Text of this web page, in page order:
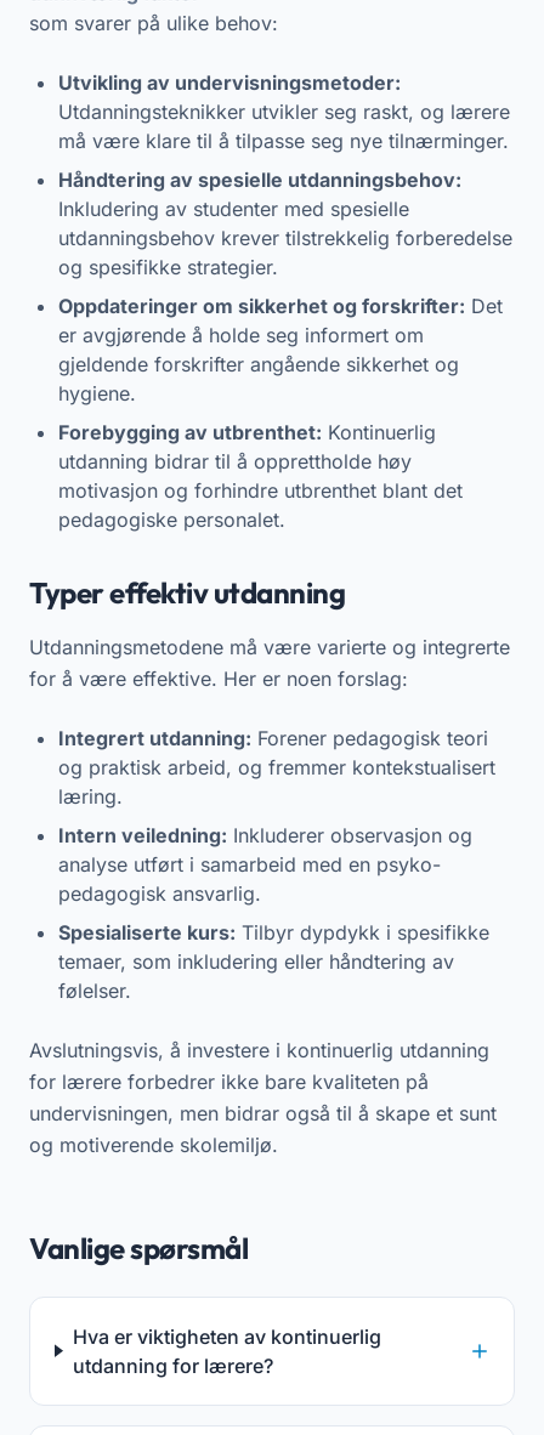
som svarer på ulike behov:
Utvikling av undervisningsmetoder:
Utdanningsteknikker utvikler seg raskt, og lærere
må være klare til å tilpasse seg nye tilnærminger.
Håndtering av spesielle utdanningsbehov:
Inkludering av studenter med spesielle
utdanningsbehov krever tilstrekkelig forberedelse
og spesifikke strategier.
Oppdateringer om sikkerhet og forskrifter: Det
er avgjørende å holde seg informert om
gjeldende forskrifter angående sikkerhet og
hygiene.
Forebygging av utbrenthet: Kontinuerlig
utdanning bidrar til å opprettholde høy
motivasjon og forhindre utbrenthet blant det
pedagogiske personalet.
Typer effektiv utdanning
Utdanningsmetodene må være varierte og integrerte
for å være effektive. Her er noen forslag:
Integrert utdanning: Forener pedagogisk teori
og praktisk arbeid, og fremmer kontekstualisert
læring.
Intern veiledning: Inkluderer observasjon og
analyse utført i samarbeid med en psyko-
pedagogisk ansvarlig.
Spesialiserte kurs: Tilbyr dypdykk i spesifikke
temaer, som inkludering eller håndtering av
følelser.
Avslutningsvis, å investere i kontinuerlig utdanning
for lærere forbedrer ikke bare kvaliteten på
undervisningen, men bidrar også til å skape et sunt
og motiverende skolemiljø.
Vanlige spørsmål
Hva er viktigheten av kontinuerlig
utdanning for lærere?